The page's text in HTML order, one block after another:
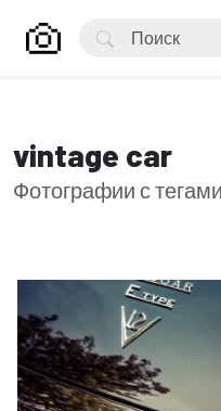
vintage car
Фотографии с тегами